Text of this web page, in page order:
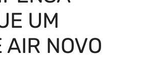
UM
AIR NOVO